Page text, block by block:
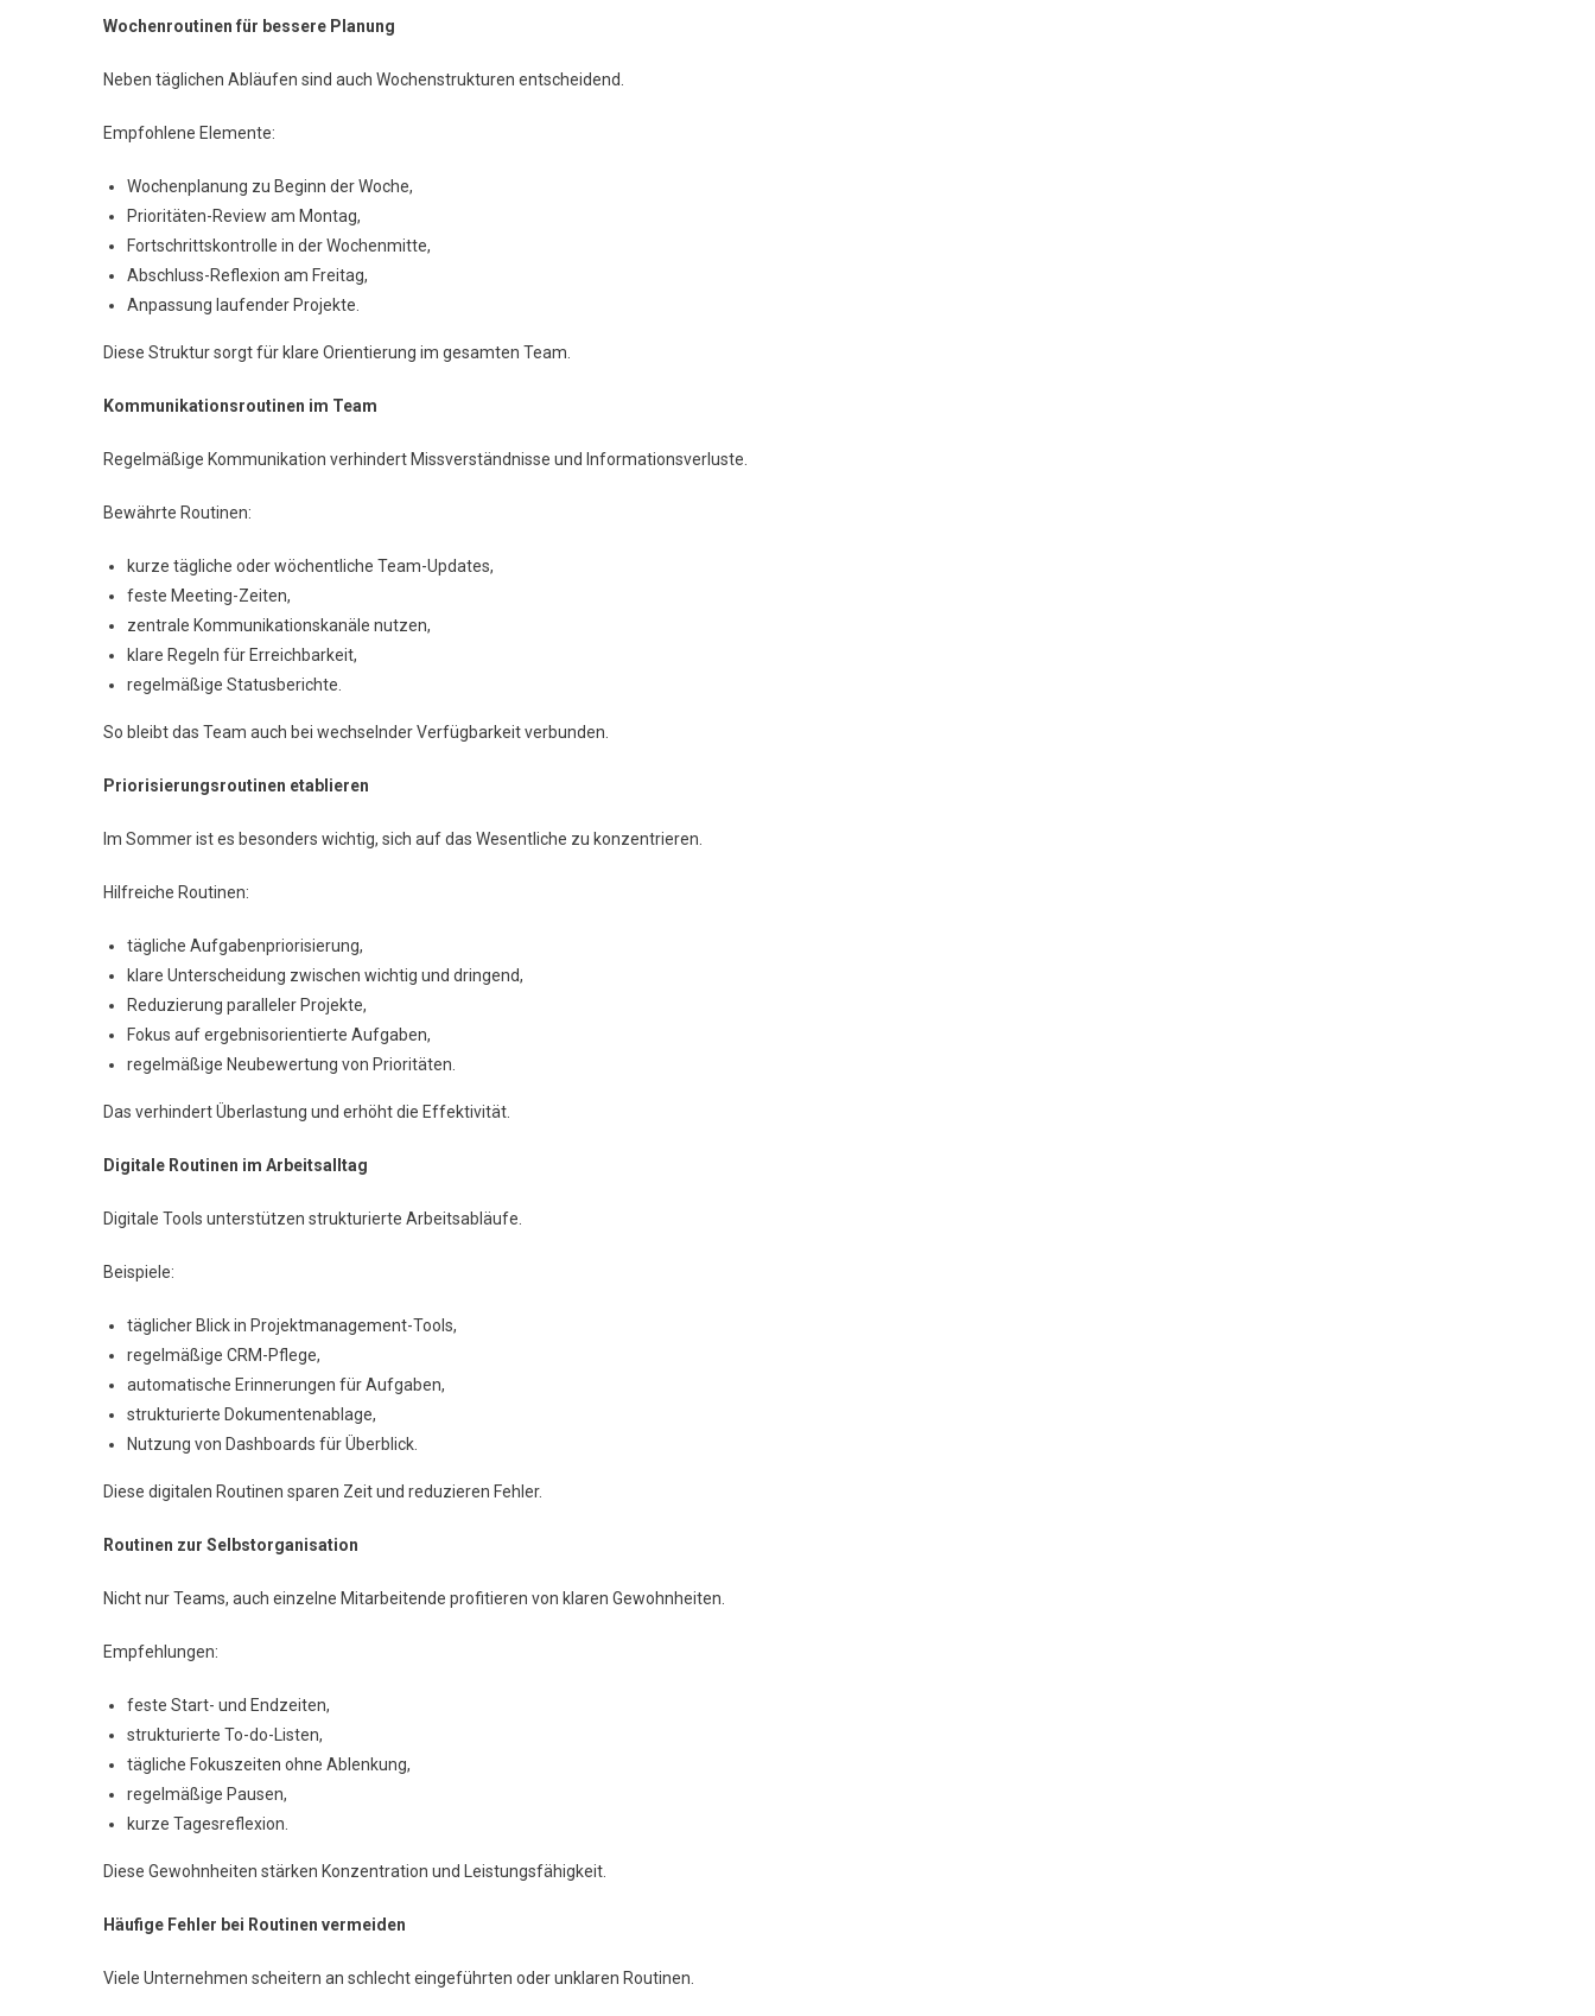
Wochenroutinen für bessere Planung
Neben täglichen Abläufen sind auch Wochenstrukturen entscheidend.
Empfohlene Elemente:
Wochenplanung zu Beginn der Woche,
Prioritäten-Review am Montag,
Fortschrittskontrolle in der Wochenmitte,
Abschluss-Reflexion am Freitag,
Anpassung laufender Projekte.
Diese Struktur sorgt für klare Orientierung im gesamten Team.
Kommunikationsroutinen im Team
Regelmäßige Kommunikation verhindert Missverständnisse und Informationsverluste.
Bewährte Routinen:
kurze tägliche oder wöchentliche Team-Updates,
feste Meeting-Zeiten,
zentrale Kommunikationskanäle nutzen,
klare Regeln für Erreichbarkeit,
regelmäßige Statusberichte.
So bleibt das Team auch bei wechselnder Verfügbarkeit verbunden.
Priorisierungsroutinen etablieren
Im Sommer ist es besonders wichtig, sich auf das Wesentliche zu konzentrieren.
Hilfreiche Routinen:
tägliche Aufgabenpriorisierung,
klare Unterscheidung zwischen wichtig und dringend,
Reduzierung paralleler Projekte,
Fokus auf ergebnisorientierte Aufgaben,
regelmäßige Neubewertung von Prioritäten.
Das verhindert Überlastung und erhöht die Effektivität.
Digitale Routinen im Arbeitsalltag
Digitale Tools unterstützen strukturierte Arbeitsabläufe.
Beispiele:
täglicher Blick in Projektmanagement-Tools,
regelmäßige CRM-Pflege,
automatische Erinnerungen für Aufgaben,
strukturierte Dokumentenablage,
Nutzung von Dashboards für Überblick.
Diese digitalen Routinen sparen Zeit und reduzieren Fehler.
Routinen zur Selbstorganisation
Nicht nur Teams, auch einzelne Mitarbeitende profitieren von klaren Gewohnheiten.
Empfehlungen:
feste Start- und Endzeiten,
strukturierte To-do-Listen,
tägliche Fokuszeiten ohne Ablenkung,
regelmäßige Pausen,
kurze Tagesreflexion.
Diese Gewohnheiten stärken Konzentration und Leistungsfähigkeit.
Häufige Fehler bei Routinen vermeiden
Viele Unternehmen scheitern an schlecht eingeführten oder unklaren Routinen.